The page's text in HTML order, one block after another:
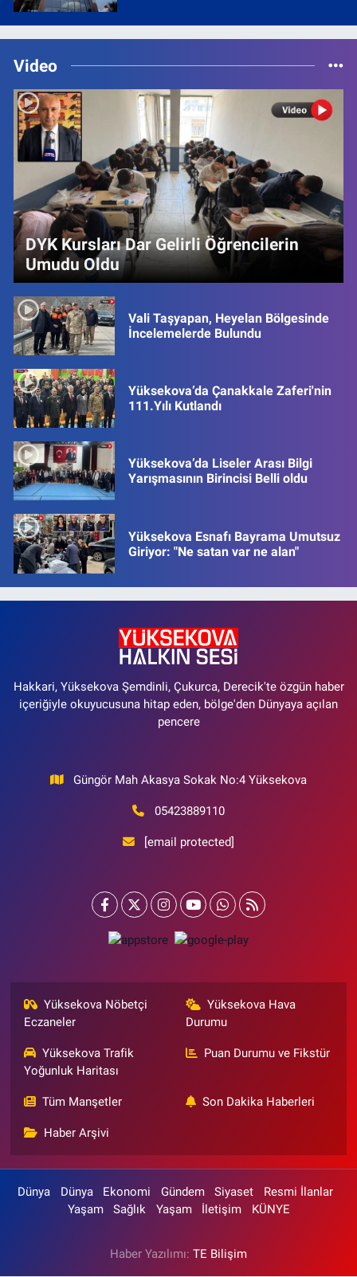
Video
DYK Kursları Dar Gelirli Öğrencilerin
Umudu Oldu
Vali Taşyapan, Heyelan Bölgesinde
İncelemelerde Bulundu
Yüksekova’da Çanakkale Zaferi'nin
111.Yılı Kutlandı
Yüksekova’da Liseler Arası Bilgi
Yarışmasının Birincisi Belli oldu
Yüksekova Esnafı Bayrama Umutsuz
Giriyor: "Ne satan var ne alan"
Hakkari, Yüksekova Şemdinli, Çukurca, Derecik'te özgün haber
içeriğiyle okuyucusuna hitap eden, bölge'den Dünyaya açılan
pencere
Güngör Mah Akasya Sokak No:4 Yüksekova
05423889110
[email protected]
Yüksekova Nöbetçi
Eczaneler
Yüksekova Hava
Durumu
Yüksekova Trafik
Yoğunluk Haritası
Puan Durumu ve Fikstür
Tüm Manşetler Son Dakika Haberleri
Haber Arşivi
Dünya Dünya Ekonomi Gündem Siyaset
Resmi İlanlar
Yaşam
Sağlık Yaşam İletişim KÜNYE
Haber Yazılımı: TE Bilişim